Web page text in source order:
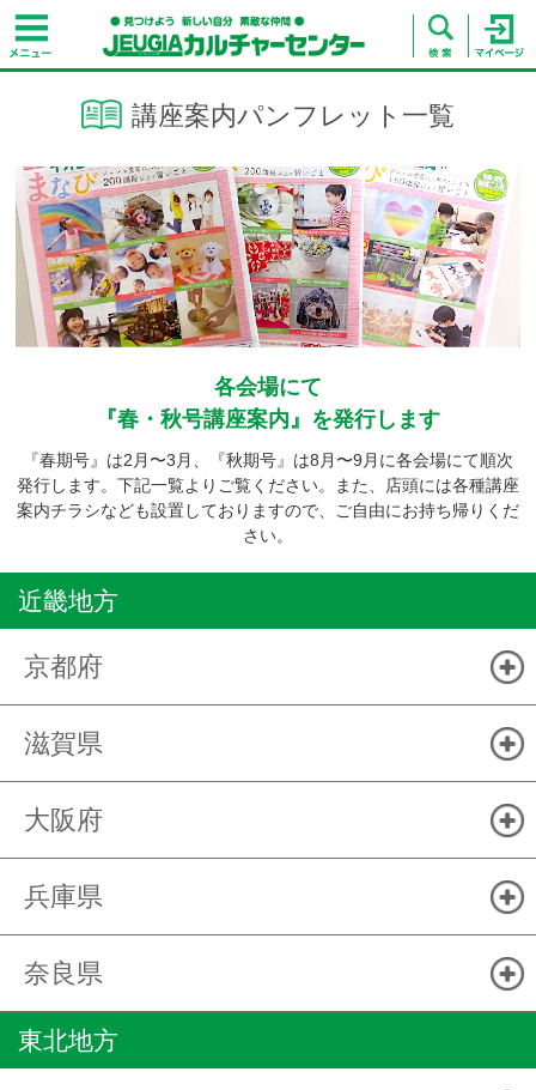
講座案内パンフレット一覧
各会場にて
『春・秋号講座案内』を発行します
『春期号』は2月〜3月、『秋期号』は8月〜9月に各会場にて順次
発行します。下記一覧よりご覧ください。また、店頭には各種講座
案内チラシなども設置しておりますので、ご自由にお持ち帰りくだ
さい。
近畿地方
京都府
滋賀県
大阪府
兵庫県
奈良県
東北地方